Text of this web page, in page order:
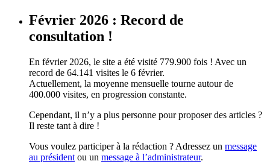
Février 2026 : Record de
consultation !
En février 2026, le site a été visité 779.900 fois ! Avec un
record de 64.141 visites le 6 février.
Actuellement, la moyenne mensuelle tourne autour de
400.000 visites, en progression constante.
Cependant, il n’y a plus personne pour proposer des articles ?
Il reste tant à dire !
Vous voulez participer à la rédaction ? Adressez un message
au président ou un message à l’administrateur.